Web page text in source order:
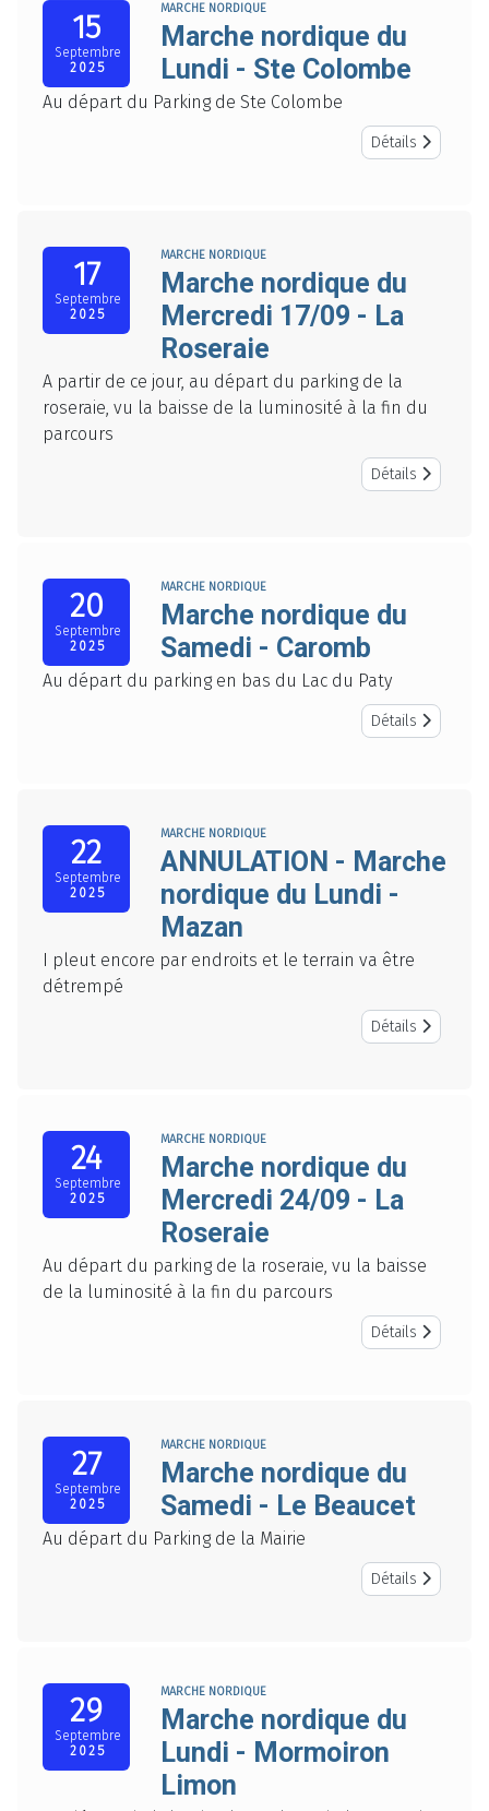
15
Septembre
2025
MARCHE NORDIQUE
Marche nordique du
Lundi - Ste Colombe
Au départ du Parking de Ste Colombe
Détails
17
Septembre
2025
MARCHE NORDIQUE
Marche nordique du
Mercredi 17/09 - La
Roseraie
A partir de ce jour, au départ du parking de la
roseraie, vu la baisse de la luminosité à la fin du
parcours
Détails
20
Septembre
2025
MARCHE NORDIQUE
Marche nordique du
Samedi - Caromb
Au départ du parking en bas du Lac du Paty
Détails
22
Septembre
2025
MARCHE NORDIQUE
ANNULATION - Marche
nordique du Lundi -
Mazan
I pleut encore par endroits et le terrain va être
détrempé
Détails
24
Septembre
2025
MARCHE NORDIQUE
Marche nordique du
Mercredi 24/09 - La
Roseraie
Au départ du parking de la roseraie, vu la baisse
de la luminosité à la fin du parcours
Détails
27
Septembre
2025
MARCHE NORDIQUE
Marche nordique du
Samedi - Le Beaucet
Au départ du Parking de la Mairie
Détails
29
Septembre
2025
MARCHE NORDIQUE
Marche nordique du
Lundi - Mormoiron
Limon